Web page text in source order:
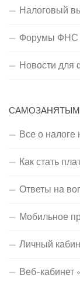
Налоговый
Форумы ФНС
Новости для
Все о
Как стать
Ответы на
Мобильное
Личный
Веб-кабинет